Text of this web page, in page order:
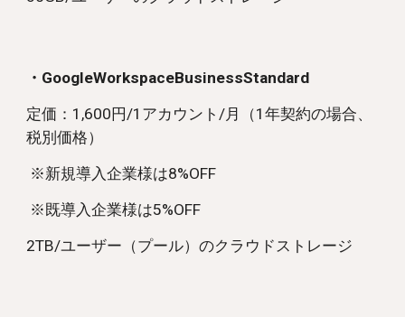
・GoogleWorkspaceBusinessStandard
定価： 1,600円/1アカウント/月
（1年契約の場合、
税別価格）
※新規導入企業様は8%OFF
※既導入企業様は5%OFF
2TB/ユーザー（プール）のクラウドストレージ